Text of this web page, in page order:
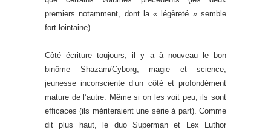
premiers notamment, dont la « légèreté » semble
fort lointaine).
Côté écriture toujours, il y a à nouveau le bon
binôme Shazam/Cyborg, magie et science,
jeunesse inconsciente d’un côté et profondément
mature de l’autre. Même si on les voit peu, ils sont
efficaces (ils mériteraient une série à part). Comme
dit plus haut, le duo Superman et Lex Luthor